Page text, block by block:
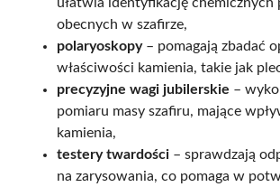
obecnych w szafirze,
polaryoskopy– pomagają zbadać
właściwości kamienia, takie jak
precyzyjne wagi jubilerskie –
pomiaru masy szafiru, mające
kamienia,
testery twardości – sprawdzają
na zarysowania, co pomaga w